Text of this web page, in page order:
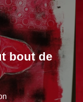
bout de